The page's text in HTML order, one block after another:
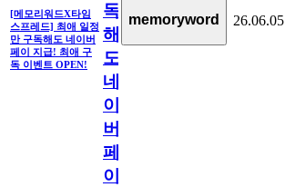
[메모리워드X타임
스프레드] 최애 일정
만 구독해도 네이버
페이 지급! 최애 구
독 이벤트 OPEN!
독
해
도
네
이
버
페
이
memoryword 26.06.05